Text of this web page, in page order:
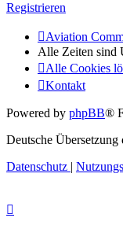
Registrieren
Aviation
Alle Zeiten sind
Alle Cookies
Kontakt
Powered by phpBB®
Deutsche Übersetzung
Datenschutz |